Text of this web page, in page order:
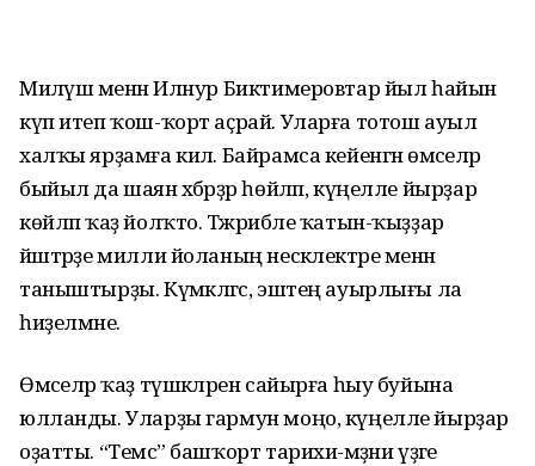
Миләүшә менән Илнур Биктимеровтар йыл һайын
күп итеп ҡош-ҡорт аҫрай. Уларға тотош ауыл
халҡы ярҙамға килә. Байрамса кейенгән өмәселәр
быйыл да шаян хәбәрҙәр һөйләп, күңелле йырҙар
көйләп ҡаҙ йолҡто. Тәжрибәле ҡатын-ҡыҙҙар
йәштәрҙе милли йоланың нескәлектәре менән
таныштырҙы. Күмәкләгәс, эштең ауырлығы ла
һиҙелмәне.
Өмәселәр ҡаҙ түшкәләрен сайырға һыу буйына
юлланды. Уларҙы гармун моңо, күңелле йырҙар
оҙатты. “Темәс” башҡорт тарихи-мәҙәни үҙәге